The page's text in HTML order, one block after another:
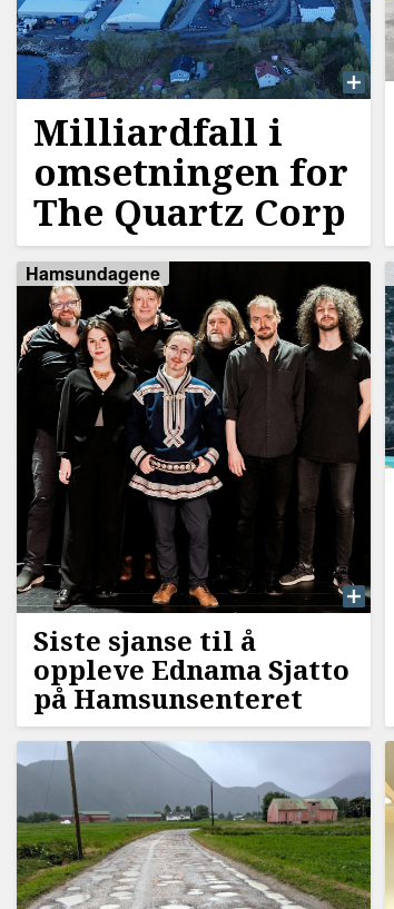
Milliardfall i
omsetningen for
The Quartz Corp
Hamsundagene
Siste sjanse til å
oppleve Ednama Sjatto
på Hamsunsenteret